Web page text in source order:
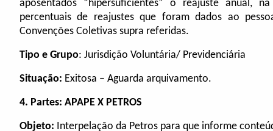
aposentados “hipersuficientes” o reajuste anual,
percentuais de reajustes que foram dados ao
Convenções Coletivas supra referidas.
Tipo e Grupo: Jurisdição Voluntária/ Previdenciária
Situação: Exitosa – Aguarda arquivamento.
4. Partes: APAPE X PETROS
Objeto: Interpelação da Petros para que informe